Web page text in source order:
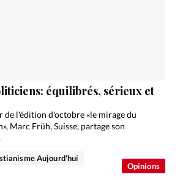
Opinions
équilibrés, sérieux et
de l'édition d'octobre «le mirage du
Marc Früh, Suisse, partage son
Aujourd'hui